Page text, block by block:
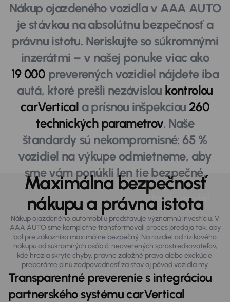
Nákup ojazdeného vozidla v AAA AUTO
je stávkou na absolútnu bezpečnosť a
právnu istotu. Neriskujte so súkromnými
inzerátmi – v našej ponuke viac ako
19 000 preverených vozidiel nájdete iba
autá, ktoré prešli nezávislou kontrolou
carVertical a prísnou inšpekciou 260
technických parametrov. Naše
štandardy sú nekompromisné: 65 %
vozidiel na výkupe odmietneme, aby
sme vám ponúkli len tie bezpečné.
Maximálna bezpečnosť Ponuka vozidiel
Maximálna bezpečnosť
nákupu a právna istota
Nákup ojazdeného automobilu predstavuje významnú investíciu. V
AAA AUTO sme kompletne transformovali proces predaja tak, aby
bol pre zákazníka maximálne bezpečný. Na rozdiel od rizikového
nákupu od súkromných osôb či neoverených sprostredkovateľov,
kde hrozia skryté chyby, právne záložné práva alebo exekúcie,
preberáme plnú zodpovednosť za stav aj pôvod vozidla my.
Transparentné preverenie s integráciou
partnerského systému carVertical